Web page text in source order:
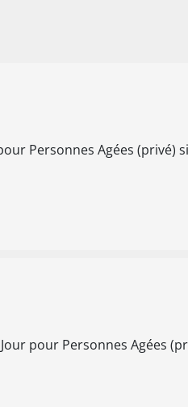
Personnes Agées (privé)
pour Personnes Agées